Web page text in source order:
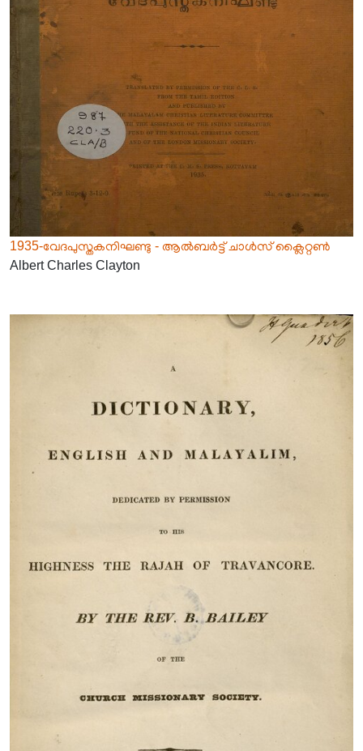
1935-വേദപുസ്തകനിഘണ്ടു - ആൽബർട്ട് ചാൾസ് ക്ലൈറ്റൺ
Albert Charles Clayton